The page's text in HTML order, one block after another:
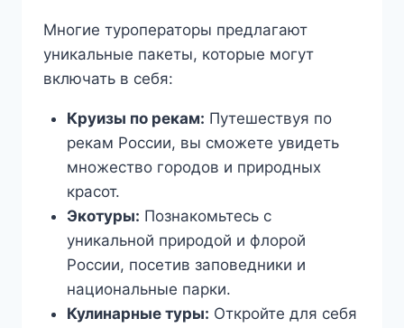
Многие туроператоры предлагают
уникальные пакеты, которые могут
включать в себя:
Круизы по рекам: Путешествуя по
рекам России, вы сможете увидеть
множество городов и природных
красот.
Экотуры: Познакомьтесь с
уникальной природой и флорой
России, посетив заповедники и
национальные парки.
Кулинарные туры: Откройте для себя